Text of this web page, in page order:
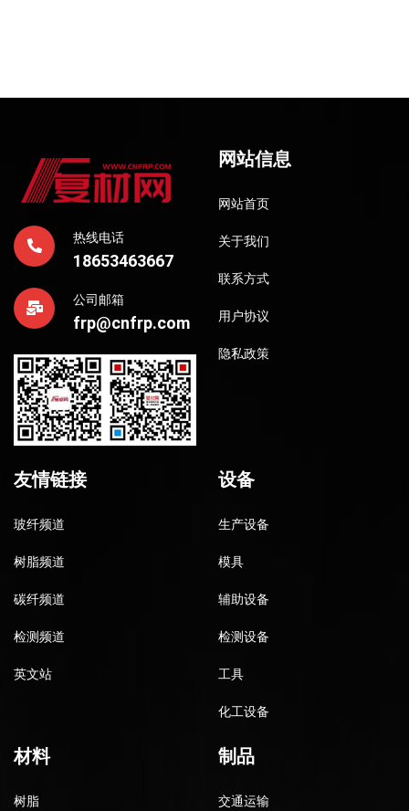
热线电话
18653463667
公司邮箱
frp@cnfrp.com
网站信息
网站首页
关于我们
联系方式
用户协议
隐私政策
友情链接
玻纤频道
树脂频道
碳纤频道
检测频道
英文站
设备
生产设备
模具
辅助设备
检测设备
工具
化工设备
材料
树脂
制品
交通运输